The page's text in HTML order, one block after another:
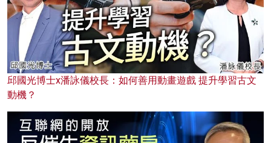
邱國光博士x潘詠儀校長：如何善用動畫遊戲 提升學習古文
動機？